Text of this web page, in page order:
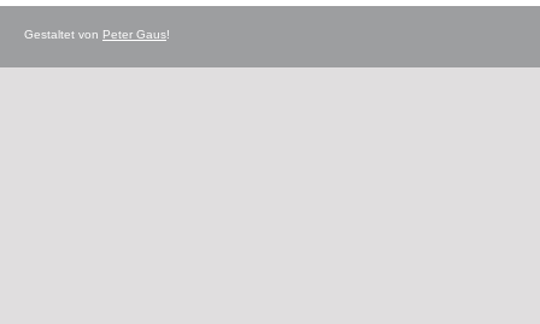
Gestaltet von Peter Gaus!